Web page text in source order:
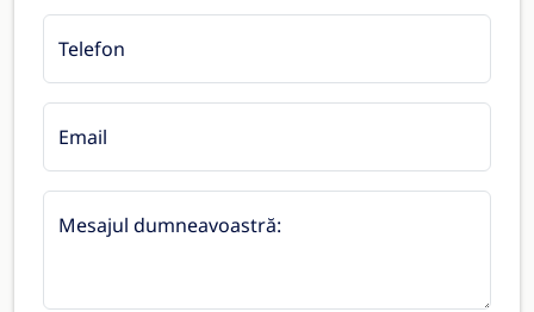
Telefon
Email
Mesajul dumneavoastră: